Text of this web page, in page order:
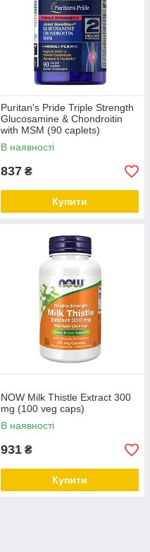
Puritan's Pride Triple Strength
Glucosamine & Chondroitin
with MSM (90 caplets)
В наявності
837 ₴
Купити
NOW Milk Thistle Extract 300
mg (100 veg caps)
В наявності
931 ₴
Купити